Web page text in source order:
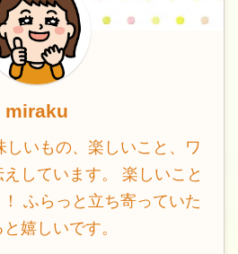
miraku
しいもの、楽しいこと、ワ
しています。 楽しいこと
ふらっと立ち寄っていた
嬉しいです。